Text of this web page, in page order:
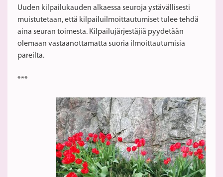
Uuden kilpailukauden alkaessa seuroja ystävällisesti
muistutetaan, että kilpailuilmoittautumiset tulee tehdä
aina seuran toimesta. Kilpailujärjestäjiä pyydetään
olemaan vastaanottamatta suoria ilmoittautumisia
pareilta.
***